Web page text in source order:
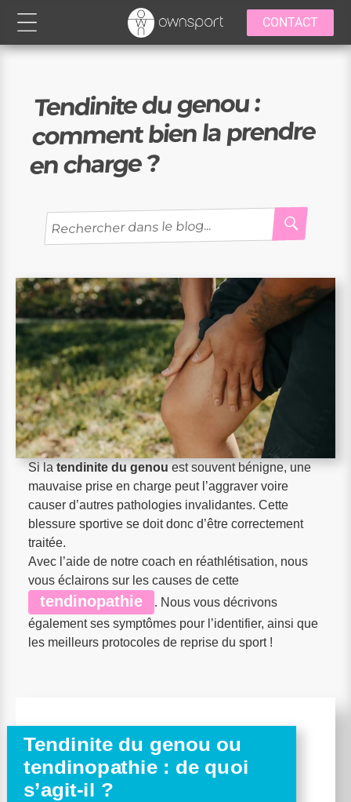
CONTACT
Tendinite du genou :
comment bien la prendre
en charge ?
Recherche
pour
Si la tendinite du genou est souvent bénigne, une
mauvaise prise en charge peut l’aggraver voire
causer d’autres pathologies invalidantes. Cette
blessure sportive se doit donc d’être correctement
traitée.
Avec l’aide de notre coach en réathlétisation, nous
vous éclairons sur les causes de cette
tendinopathie
. Nous vous décrivons
également ses symptômes pour l’identifier, ainsi que
les meilleurs protocoles de reprise du sport !
Tendinite du genou ou
tendinopathie : de quoi
s’agit-il ?